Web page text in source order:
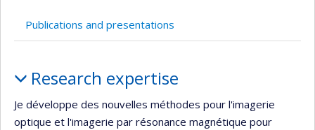
recherche
Publications and presentations
Research expertise
Je développe des nouvelles méthodes pour l'imagerie
optique et l'imagerie par résonance magnétique pour